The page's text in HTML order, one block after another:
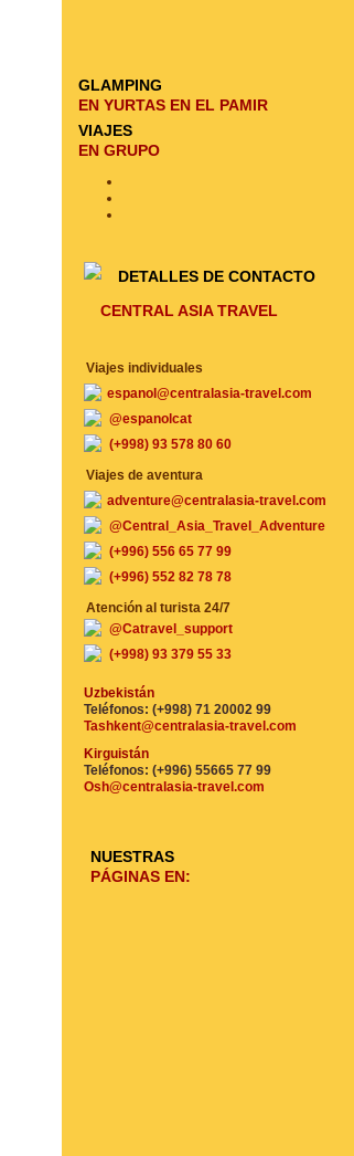
GLAMPING
EN YURTAS EN EL PAMIR
VIAJES
EN GRUPO
DETALLES DE CONTACTO
CENTRAL ASIA TRAVEL
Viajes individuales
espanol@centralasia-travel.com
@espanolcat
(+998) 93 578 80 60
Viajes de aventura
adventure@centralasia-travel.com
@Central_Asia_Travel_Adventure
(+996) 556 65 77 99
(+996) 552 82 78 78
Atención al turista 24/7
@Catravel_support
(+998) 93 379 55 33
Uzbekistán
Teléfonos: (+998) 71 20002 99
Tashkent@centralasia-travel.com
Kirguistán
Teléfonos: (+996) 55665 77 99
Osh@centralasia-travel.com
NUESTRAS
PÁGINAS EN: